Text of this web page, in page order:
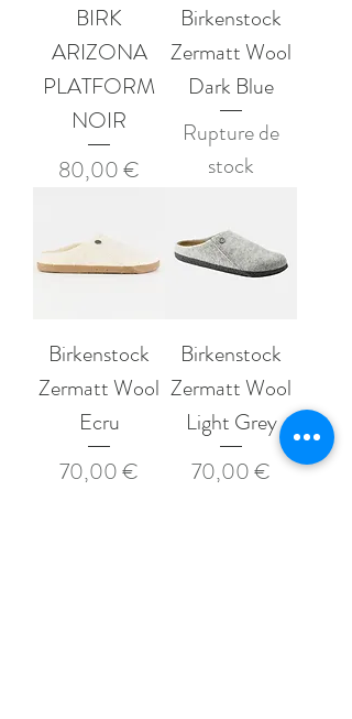
BIRK
ARIZONA
PLATFORM
NOIR
Prix
80,00 €
Birkenstock
Zermatt Wool
Dark Blue
Rupture de
stock
Birkenstock
Zermatt Wool
Ecru
Prix
70,00 €
Birkenstock
Zermatt Wool
Light Grey
Prix
70,00 €